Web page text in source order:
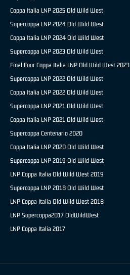
Coppa Italia LNP 2025 Old Wild West
Supercoppa LNP 2024 Old Wild West
Coppa Italia LNP 2024 Old Wild West
Supercoppa LNP 2023 Old Wild West
Final Four Coppa Italia LNP Old Wild West 2023
Supercoppa LNP 2022 Old Wild West
Coppa Italia LNP 2022 Old Wild West
Supercoppa LNP 2021 Old Wild West
Coppa Italia LNP 2021 Old Wild West
Supercoppa Centenario 2020
Coppa Italia LNP 2020 Old Wild West
Supercoppa LNP 2019 Old Wild West
LNP Coppa Italia Old Wild West 2019
Supercoppa LNP 2018 Old Wild West
LNP Coppa Italia Old Wild West 2018
LNP Supercoppa2017 OldWildWest
LNP Coppa Italia 2017